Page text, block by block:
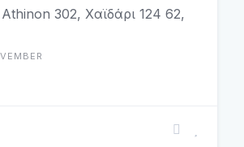
302, Χαϊδάρι 124 62,